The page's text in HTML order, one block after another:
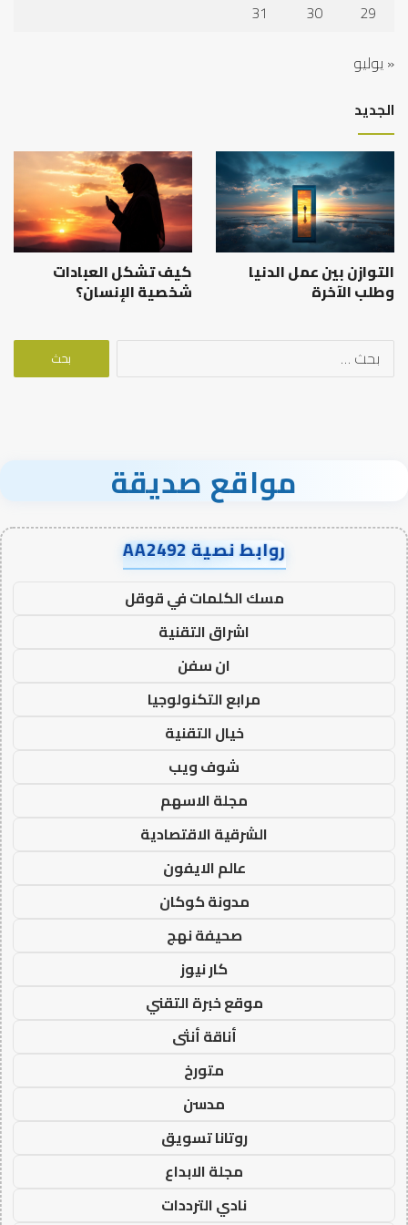
29
30
31
« يوليو
الجديد
التوازن بين عمل الدنيا
وطلب الآخرة
كيف تشكل العبادات
شخصية الإنسان؟
البحث
مواقع صديقة
روابط نصية AA2492
مسك الكلمات في قوقل
اشراق التقنية
ان سفن
مرابع التكنولوجيا
خيال التقنية
شوف ويب
مجلة الاسهم
الشرقية الاقتصادية
عالم الايفون
مدونة كوكان
صحيفة نهج
كار نيوز
موقع خبرة التقني
أناقة أنثى
متورخ
مدسن
روتانا تسويق
مجلة الابداع
نادي الترددات